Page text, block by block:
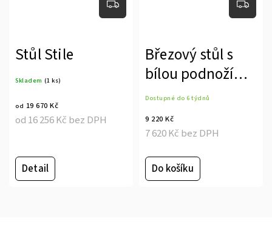
Stůl Stile
Skladem (1 ks)
od 16 256 Kč bez DPH
od 19 670 Kč
Detail
Březový stůl s
bílou podnoží
KONFIK
Dostupné do 6 týdnů
7 620 Kč bez DPH
9 220 Kč
Do košíku